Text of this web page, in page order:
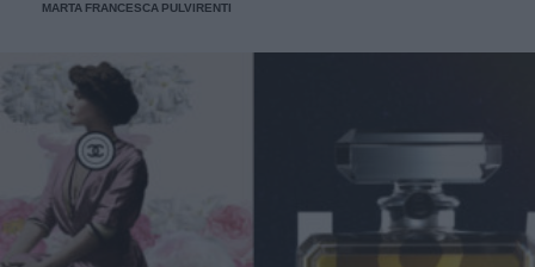
MARTA FRANCESCA PULVIRENTI